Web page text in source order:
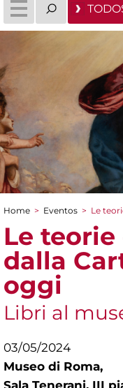
You are here
Home > Eventos > Le
Le
dalla
oggi
Libri al
03/05/2024
Museo di Roma,
Sala Tenerani, III